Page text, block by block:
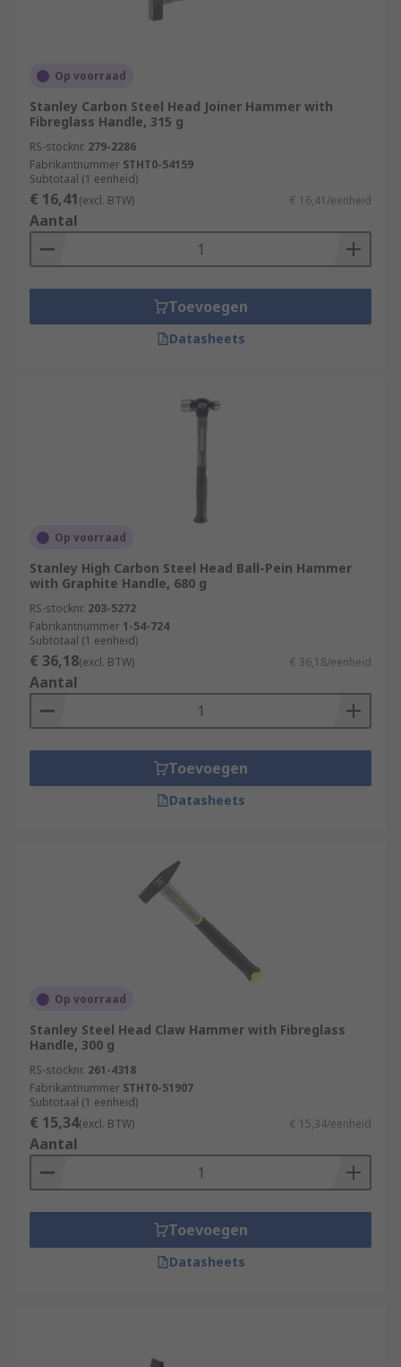
Op voorraad
Stanley Carbon Steel Head Joiner Hammer with
Fibreglass Handle, 315 g
RS-stocknr. 279-2286
Fabrikantnummer STHT0-54159
Subtotaal (1 eenheid)
€ 16,41(excl. BTW) € 16,41/eenheid
Aantal
Toevoegen
Datasheets
Op voorraad
Stanley High Carbon Steel Head Ball-Pein Hammer
with Graphite Handle, 680 g
RS-stocknr. 203-5272
Fabrikantnummer 1-54-724
Subtotaal (1 eenheid)
€ 36,18(excl. BTW) € 36,18/eenheid
Aantal
Toevoegen
Datasheets
Op voorraad
Stanley Steel Head Claw Hammer with Fibreglass
Handle, 300 g
RS-stocknr. 261-4318
Fabrikantnummer STHT0-51907
Subtotaal (1 eenheid)
€ 15,34(excl. BTW) € 15,34/eenheid
Aantal
Toevoegen
Datasheets